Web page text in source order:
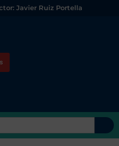
Javier Ruiz Portella